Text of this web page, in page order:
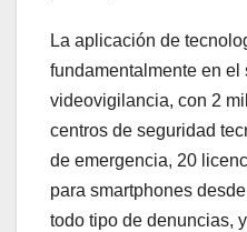
La aplicación de
fundamentalmente en el
videovigilancia, con 2
centros de seguridad
de emergencia, 20
para smartphones
todo tipo de denuncias,